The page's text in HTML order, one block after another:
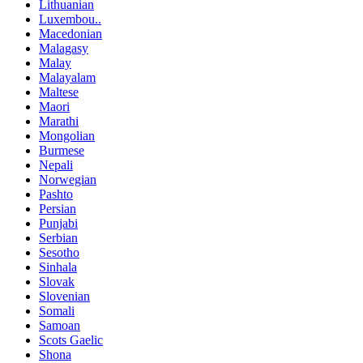
Lithuanian
Luxembou..
Macedonian
Malagasy
Malay
Malayalam
Maltese
Maori
Marathi
Mongolian
Burmese
Nepali
Norwegian
Pashto
Persian
Punjabi
Serbian
Sesotho
Sinhala
Slovak
Slovenian
Somali
Samoan
Scots Gaelic
Shona